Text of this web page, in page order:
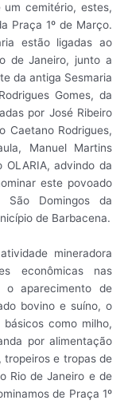
um cemitério, estes,
Praça 1º de Março.
estão ligadas ao
de Janeiro, junto a
da antiga Sesmaria
Gomes, da
por José Ribeiro
Caetano Rodrigues,
Manuel Martins
OLARIA, advindo da
este povoado
São Domingos da
de Barbacena.
mineradora
econômicas nas
o aparecimento de
bovino e suíno, o
como milho,
por alimentação
tropeiros e tropas de
Rio de Janeiro e de
de Praça 1º